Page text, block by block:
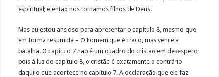
espiritual; e então nos tornamos filhos de Deus.
Mas eu estou ansioso para apresentar o capítulo 8, mesmo que
em forma resumida – O homem que é fraco, mas vence a
batalha. O capítulo 7 não é um quadro do cristão em desespero;
pois à luz do capítulo 8, o cristão é exatamente o contrário
daquilo que acontece no capítulo 7. A declaração que ele faz